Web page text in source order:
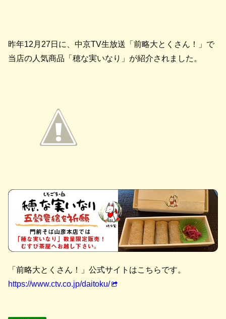
昨年12月27日に、中京TV生放送「前略大とくさん！」で
当店の人気商品「穂な実いなり」が紹介されました。
「前略大とくさん！」公式サイトはこちらです。
https://www.ctv.co.jp/daitoku/